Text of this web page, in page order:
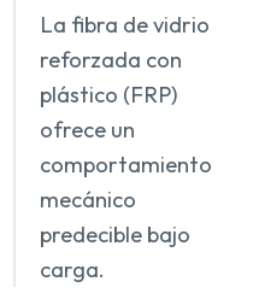
La fibra de vidrio
reforzada con
plástico (FRP)
ofrece un
comportamiento
mecánico
predecible bajo
carga.